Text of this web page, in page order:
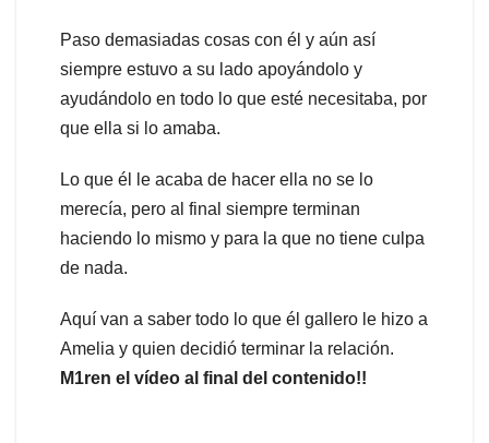
Paso demasiadas cosas con él y aún así
siempre estuvo a su lado apoyándolo y
ayudándolo en todo lo que esté necesitaba, por
que ella si lo amaba.
Lo que él le acaba de hacer ella no se lo
merecía, pero al final siempre terminan
haciendo lo mismo y para la que no tiene culpa
de nada.
Aquí van a saber todo lo que él gallero le hizo a
Amelia y quien decidió terminar la relación.
M1ren el vídeo al final del contenido!!